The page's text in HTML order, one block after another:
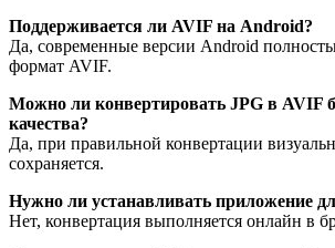
Поддерживается ли AVIF на Android?
Да, современные версии Android
формат AVIF.
Можно ли конвертировать JPG в AVIF
качества?
Да, при правильной конвертации
сохраняется.
Нужно ли устанавливать приложение
Нет, конвертация выполняется онлайн в